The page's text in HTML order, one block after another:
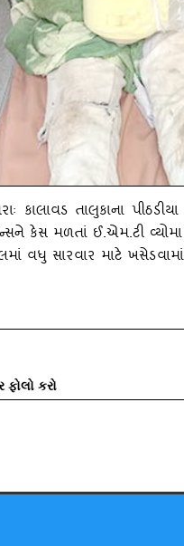
કાલાવડ તાલુકાના
કેસ મળતાં ઈ.એમ.ટી
વધુ સારવાર માટે
કરો